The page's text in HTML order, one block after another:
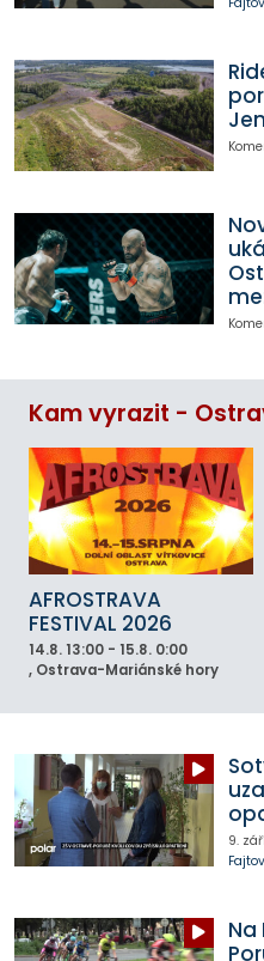
Kam vyrazit -
AFROSTRAVA
FESTIVAL 2026
14.8. 13:00 - 15.8. 0:00
, Ostrava-Mariánské hory
9.
Na